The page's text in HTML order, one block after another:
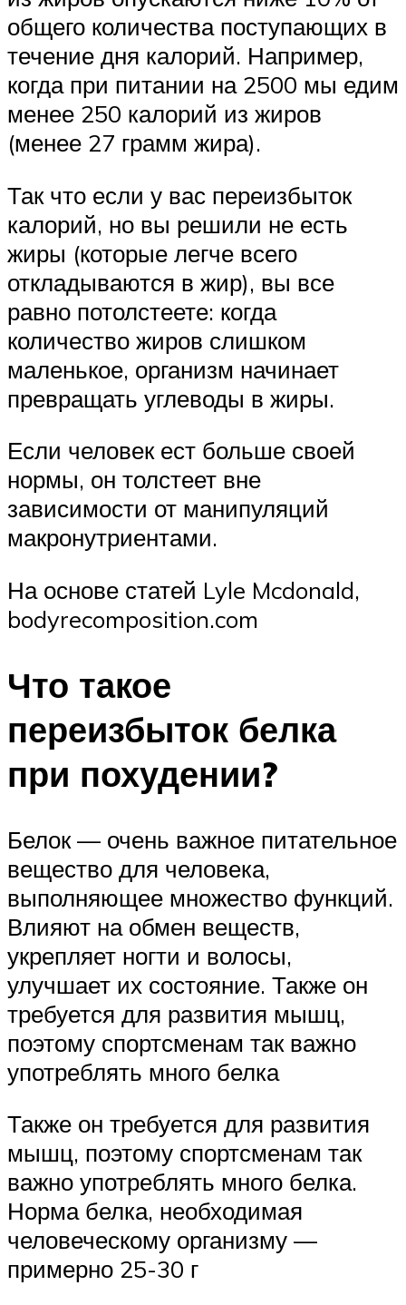
общего количества поступающих в
течение дня калорий. Например,
когда при питании на 2500 мы едим
менее 250 калорий из жиров
(менее 27 грамм жира).
Так что если у вас переизбыток
калорий, но вы решили не есть
жиры (которые легче всего
откладываются в жир), вы все
равно потолстеете: когда
количество жиров слишком
маленькое, организм начинает
превращать углеводы в жиры.
Если человек ест больше своей
нормы, он толстеет вне
зависимости от манипуляций
макронутриентами.
На основе статей Lyle Mcdonald,
bodyrecomposition.com
Что такое
переизбыток белка
при похудении?
Белок — очень важное питательное
вещество для человека,
выполняющее множество функций.
Влияют на обмен веществ,
укрепляет ногти и волосы,
улучшает их состояние. Также он
требуется для развития мышц,
поэтому спортсменам так важно
употреблять много белка
Также он требуется для развития
мышц, поэтому спортсменам так
важно употреблять много белка.
Норма белка, необходимая
человеческому организму —
примерно 25-30 г